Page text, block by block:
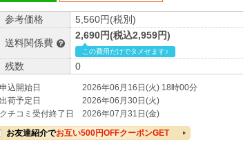
参考価格 5,560円(税別)
送料関係費
2,690円(税込2,959円)
この費用だけでタメせます♪
残数 0
申込開始日
2026年06月16日(火) 18時00分
出荷予定日
2026年06月30日(火)
クチコミ受付終了日
2026年07月31日(金)
お友達紹介でお互い500円OFFクーポンGET